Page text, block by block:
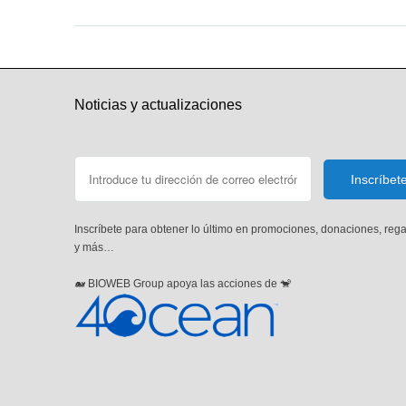
Noticias y actualizaciones
Inscríbete para obtener lo último en promociones, donaciones,
y más…
🐋 BIOWEB Group apoya las acciones de 🐒